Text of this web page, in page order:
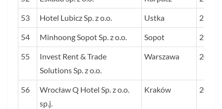
53 Hotel Lubicz Sp. z o.o. Ustka 21
54 Minhoong Sopot Sp. z o.o. Sopot 21
55
Invest Rent & Trade
Solutions Sp. z o.o.
Warszawa 20
56
Wrocław Q Hotel Sp. z o.o.
sp.j.
Kraków 20